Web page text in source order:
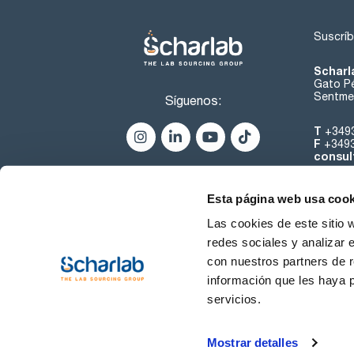
Esta página web usa
Las cookies de este sitio
redes sociales y analizar
con nuestros partners de
información que les haya
servicios.
Mostrar detalles
Síguenos:
Gato
T
F
Condiciones de uso